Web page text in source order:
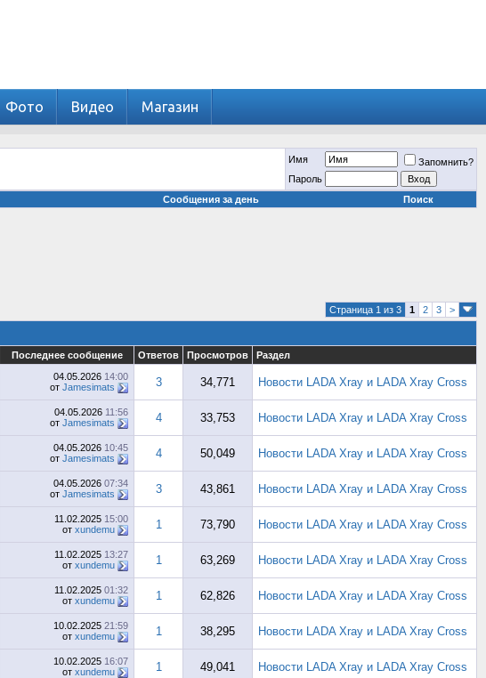
Фото Видео Магазин
Имя
Запомнить?
Пароль
Сообщения за день Поиск
Страница 1 из 3 1 2 3 >
Последнее сообщение Ответов Просмотров Раздел
04.05.2026 14:00
от Jamesimats 3 34,771 Новости LADA Xray и LADA Xray Cross
04.05.2026 11:56
от Jamesimats 4 33,753 Новости LADA Xray и LADA Xray Cross
04.05.2026 10:45
от Jamesimats 4 50,049 Новости LADA Xray и LADA Xray Cross
04.05.2026 07:34
от Jamesimats 3 43,861 Новости LADA Xray и LADA Xray Cross
11.02.2025 15:00
от xundemu 1 73,790 Новости LADA Xray и LADA Xray Cross
11.02.2025 13:27
от xundemu 1 63,269 Новости LADA Xray и LADA Xray Cross
11.02.2025 01:32
от xundemu 1 62,826 Новости LADA Xray и LADA Xray Cross
10.02.2025 21:59
от xundemu 1 38,295 Новости LADA Xray и LADA Xray Cross
10.02.2025 16:07
от xundemu 1 49,041 Новости LADA Xray и LADA Xray Cross